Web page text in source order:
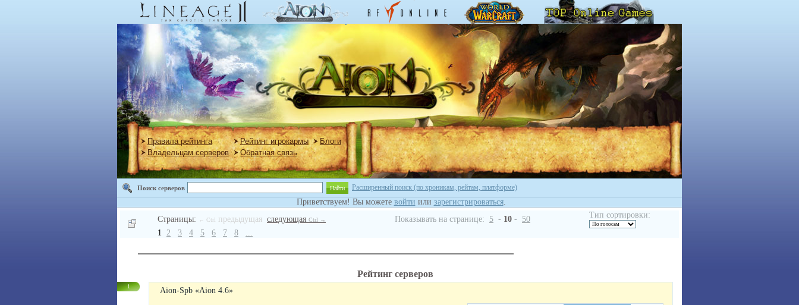
Правила рейтинга Рейтинг игрокармы
Блоги
Владельцам серверов
Обратная связь
Поиск серверов Найти Расширенный поиск (по хроникам, рейтам, платформе)
Приветствуем! Вы можете войти или зарегистрироваться.
Страницы:
← Ctrl предыдущая следующая Ctrl → Показывать на странице: 5 - 10 - 50
Тип сортировки:
1 2 3 4 5 6 7 8 ...
Рейтинг серверов
1 Aion-Spb «Aion 4.6»